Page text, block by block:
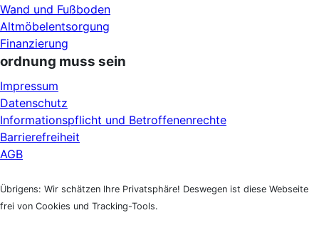
Wand und Fußboden
Altmöbelentsorgung
Finanzierung
ordnung muss sein
Impressum
Datenschutz
Informationspflicht und Betroffenenrechte
Barrierefreiheit
AGB
Übrigens: Wir schätzen Ihre Privatsphäre! Deswegen ist diese Webseite
frei von Cookies und Tracking-Tools.